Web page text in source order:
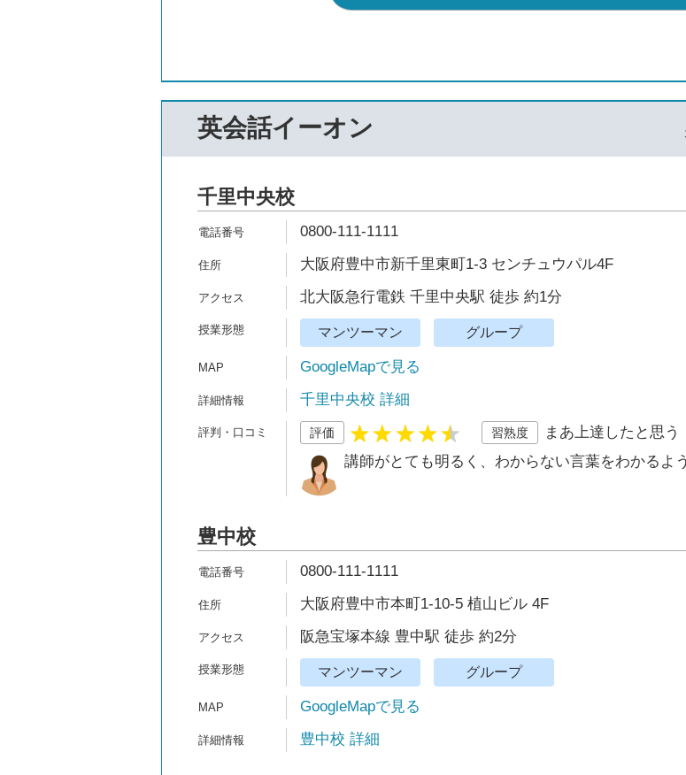
英会話イーオン
千里中央校
0800-111-1111
大阪府豊中市新千里東町1-3 センチュウパル4F
北大阪急行電鉄 千里中央駅 徒歩 約1分
マンツーマン グループ
GoogleMapで見る
千里中央校 詳細
評価 習熟度
まあ上達したと思う
講師がとても明るく、わからない言葉をわかるよ
豊中校
0800-111-1111
大阪府豊中市本町1-10-5 植山ビル 4F
阪急宝塚本線 豊中駅 徒歩 約2分
マンツーマン グループ
GoogleMapで見る
豊中校 詳細